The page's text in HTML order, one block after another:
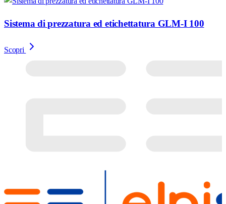
Sistema di prezzatura ed etichettatura GLM-I 100
Scopri